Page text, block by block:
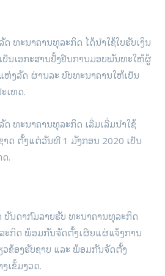
ທະນາຄານທຸລະກິດ ໄດ້ນໍາໃຊ້ໃບຮັບເງິນ
ປັນເອກະສານຢັ້ງຢືນການມອບພັນທະໃຫ້ຜູ້
ງລັດ ຜ່ານລະ ບົບທະນາຄານໃຫ້ເປັນ
ເທດ.
ທະນາຄານທຸລະກິດ ເລີ່ມເລີ່ມນໍາໃຊ້
າດ ຕັ້ງແຕ່ວັນທີ 1 ມັງກອນ 2020 ເປັນ
.
ບັນດາກົມລາຍຮັບ ທະນາຄານທຸລະກິດ
ະກິດ ພ້ອມກັນຈັດຕັ້ງເຜີຍແຜ່ແຈ້ງການ
ຂ້ອງຮັບຊາບ ແລະ ພ້ອມກັນຈັດຕັ້ງ
ເຂັ້ມງວດ.